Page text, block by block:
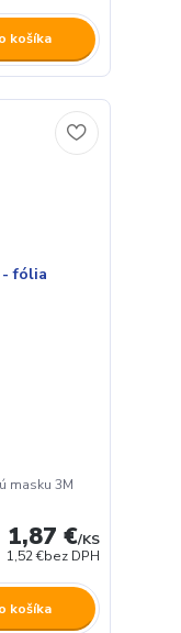
košíka
masku 3M
1,87 €/KS
1,52 €bez DPH
košíka